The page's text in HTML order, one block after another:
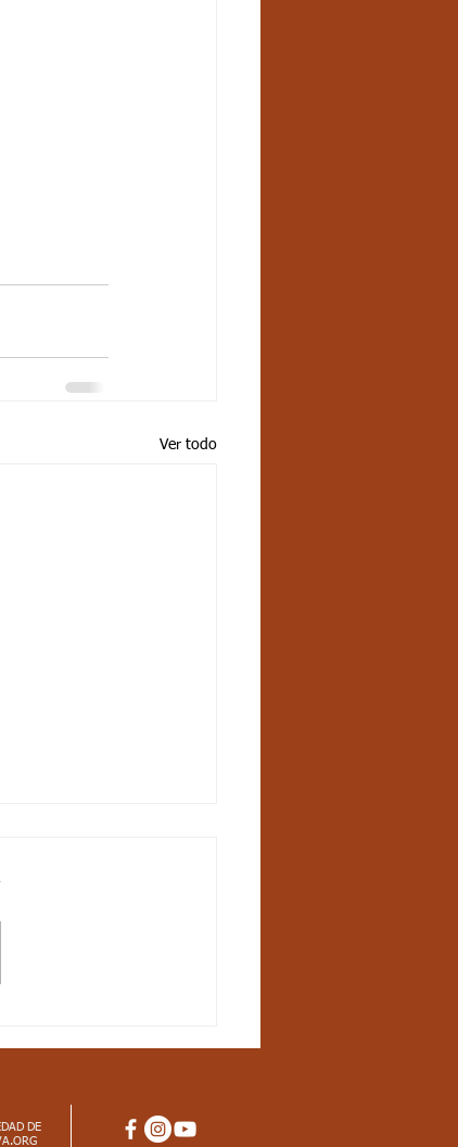
Ver todo
G3
par, ser impar, etc.)
DE